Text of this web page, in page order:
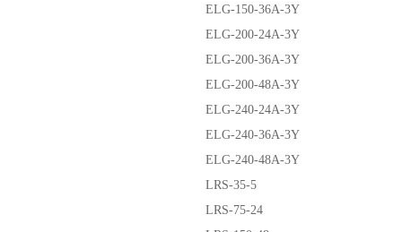
ELG-150-36A-3Y
ELG-200-24A-3Y
ELG-200-36A-3Y
ELG-200-48A-3Y
ELG-240-24A-3Y
ELG-240-36A-3Y
ELG-240-48A-3Y
LRS-35-5
LRS-75-24